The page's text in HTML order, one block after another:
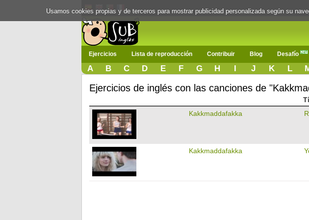
Ejercicios Lista de reproducción Contribuir Blog Desafío
A B C D E F G H I J K L
Ejercicios de inglés con las canciones de
Kakkmaddafakka
Kakkmaddafakka
Usamos cookies propias y de terceros para mostrar publicidad personalizada según su